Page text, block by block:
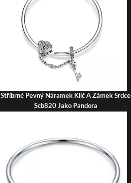
Stříbrné Pevný Náramek Klíč A Zámek Srdce
Scb820 Jako Pandora